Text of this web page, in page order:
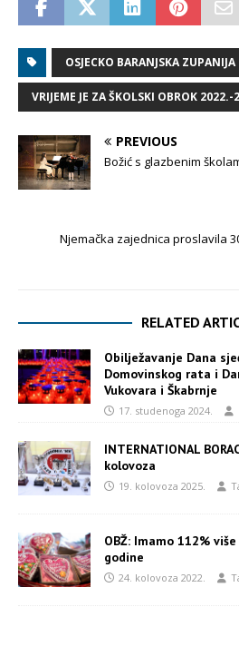
OSJECKO BARANJSKA ZUPANIJA
VRIJEME JE ZA ŠKOLSKI OBROK 2022.-
PREVIOUS
Božić s glazbenim
Njemačka zajednica proslavila
RELATED
Obilježavanje Dana
Domovinskog rata i
Vukovara i Škabrnje
17. studenoga 2024.
INTERNATIONAL
kolovoza
19. kolovoza 2025.
OBŽ: Imamo 112%
godine
24. kolovoza 2022.